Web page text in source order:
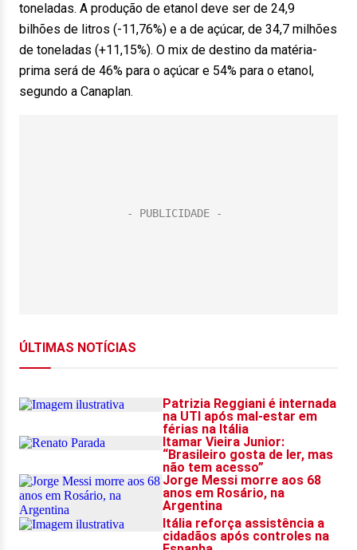
toneladas. A produção de etanol deve ser de 24,9
bilhões de litros (-11,76%) e a de açúcar, de 34,7 milhões
de toneladas (+11,15%). O mix de destino da matéria-
prima será de 46% para o açúcar e 54% para o etanol,
segundo a Canaplan.